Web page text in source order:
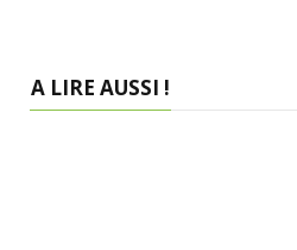
A LIRE AUSSI !